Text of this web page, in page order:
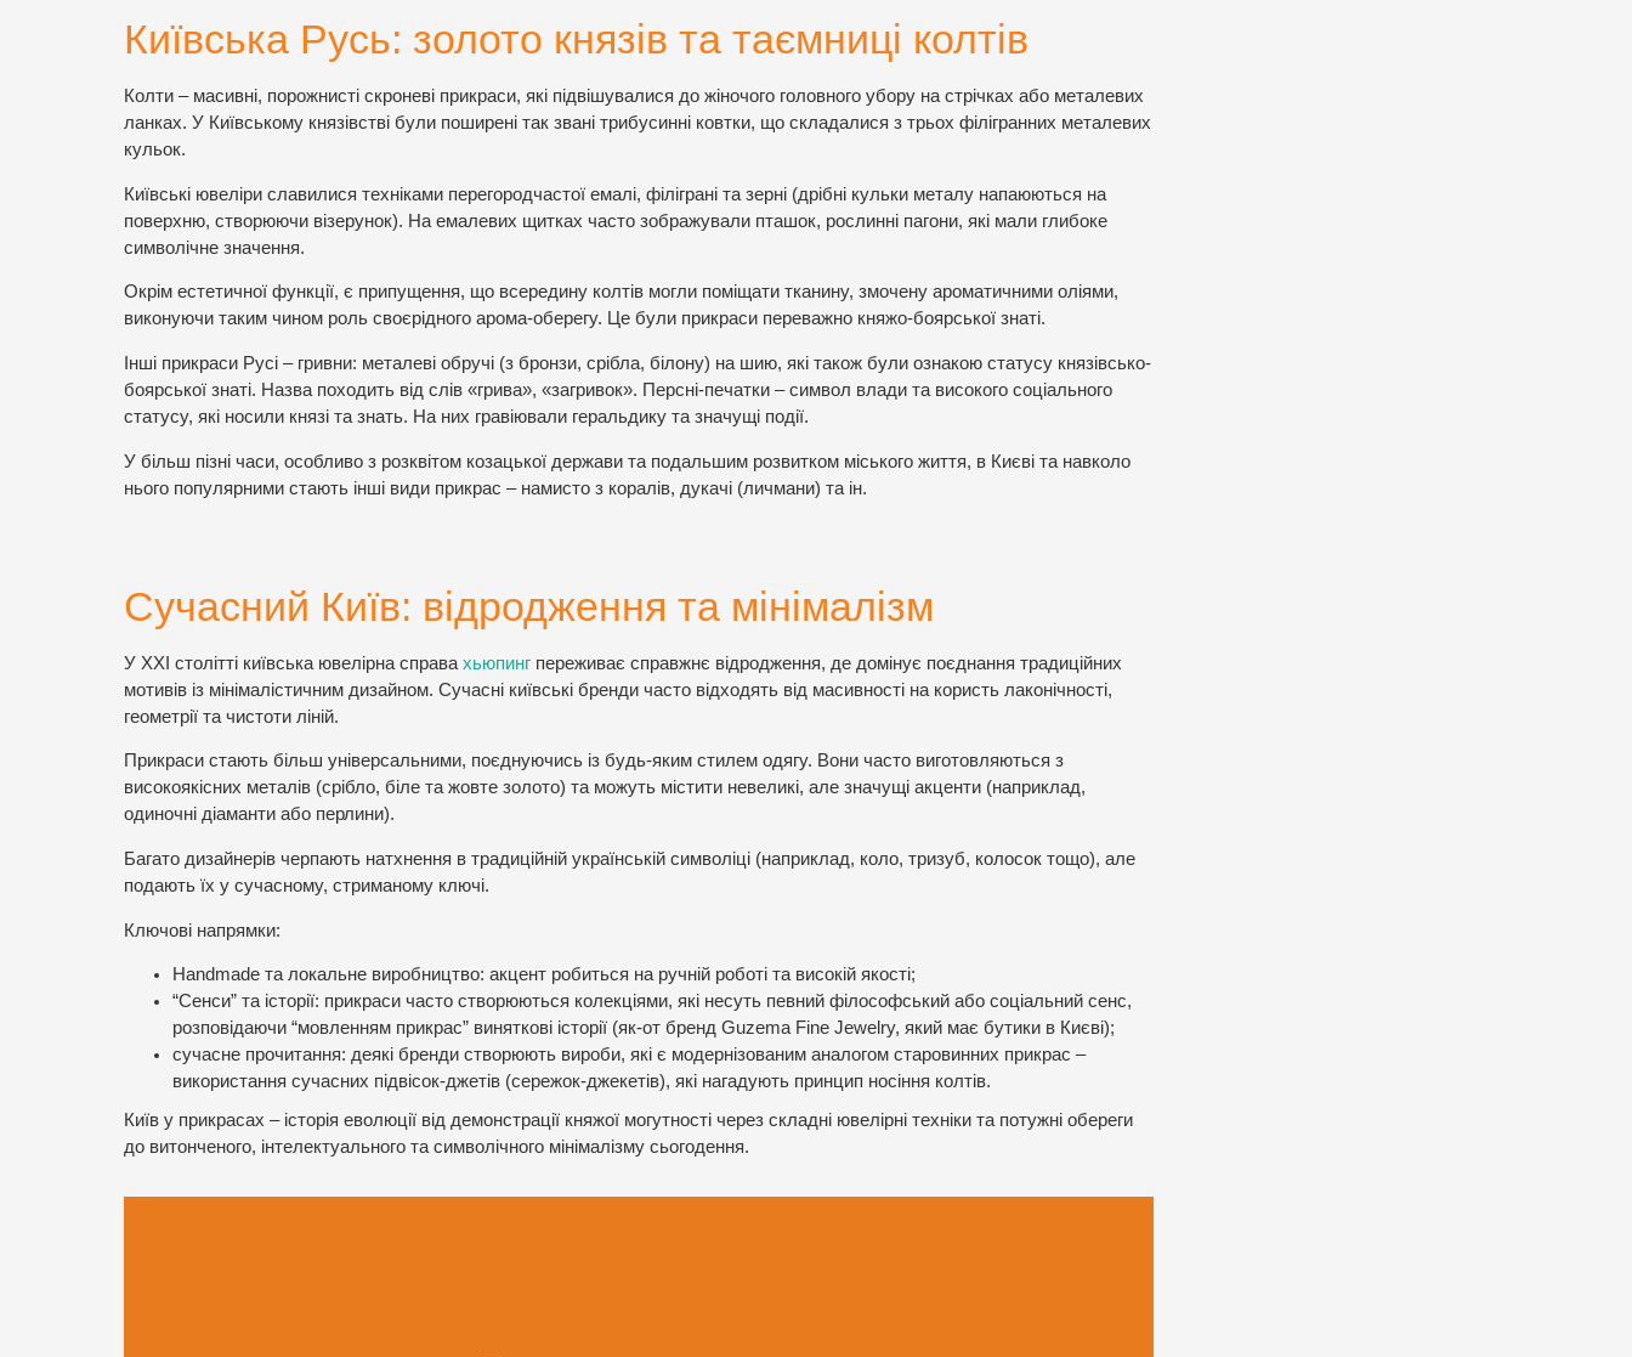
Київська Русь: золото князів та таємниці колтів
Колти – масивні, порожнисті скроневі прикраси, які підвішувалися до жіночого головного убору на стрічках або металевих
ланках. У Київському князівстві були поширені так звані трибусинні ковтки, що складалися з трьох філігранних металевих
кульок.
Київські ювеліри славилися техніками перегородчастої емалі, філіграні та зерні (дрібні кульки металу напаюються на
поверхню, створюючи візерунок). На емалевих щитках часто зображували пташок, рослинні пагони, які мали глибоке
символічне значення.
Окрім естетичної функції, є припущення, що всередину колтів могли поміщати тканину, змочену ароматичними оліями,
виконуючи таким чином роль своєрідного арома-оберегу. Це були прикраси переважно княжо-боярської знаті.
Інші прикраси Русі – гривни: металеві обручі (з бронзи, срібла, білону) на шию, які також були ознакою статусу князівсько-
боярської знаті. Назва походить від слів «грива», «загривок». Персні-печатки – символ влади та високого соціального
статусу, які носили князі та знать. На них гравіювали геральдику та значущі події.
У більш пізні часи, особливо з розквітом козацької держави та подальшим розвитком міського життя, в Києві та навколо
нього популярними стають інші види прикрас – намисто з коралів, дукачі (личмани) та ін.
Сучасний Київ: відродження та мінімалізм
У XXI столітті київська ювелірна справа хьюпинг переживає справжнє відродження, де домінує поєднання традиційних
мотивів із мінімалістичним дизайном. Сучасні київські бренди часто відходять від масивності на користь лаконічності,
геометрії та чистоти ліній.
Прикраси стають більш універсальними, поєднуючись із будь-яким стилем одягу. Вони часто виготовляються з
високоякісних металів (срібло, біле та жовте золото) та можуть містити невеликі, але значущі акценти (наприклад,
одиночні діаманти або перлини).
Багато дизайнерів черпають натхнення в традиційній українській символіці (наприклад, коло, тризуб, колосок тощо), але
подають їх у сучасному, стриманому ключі.
Ключові напрямки:
Handmade та локальне виробництво: акцент робиться на ручній роботі та високій якості;
“Сенси” та історії: прикраси часто створюються колекціями, які несуть певний філософський або соціальний сенс,
розповідаючи “мовленням прикрас” виняткові історії (як-от бренд Guzema Fine Jewelry, який має бутики в Києві);
сучасне прочитання: деякі бренди створюють вироби, які є модернізованим аналогом старовинних прикрас –
використання сучасних підвісок-джетів (сережок-джекетів), які нагадують принцип носіння колтів.
Київ у прикрасах – історія еволюції від демонстрації княжої могутності через складні ювелірні техніки та потужні обереги
до витонченого, інтелектуального та символічного мінімалізму сьогодення.